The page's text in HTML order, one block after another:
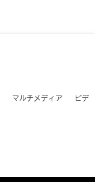
マルチメディア ビデ